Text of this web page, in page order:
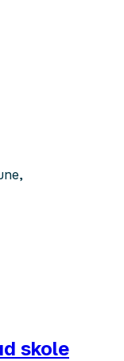
skole